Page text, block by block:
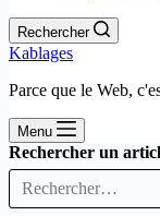
Rechercher
Kablages
Parce que le Web,
Menu
Rechercher un